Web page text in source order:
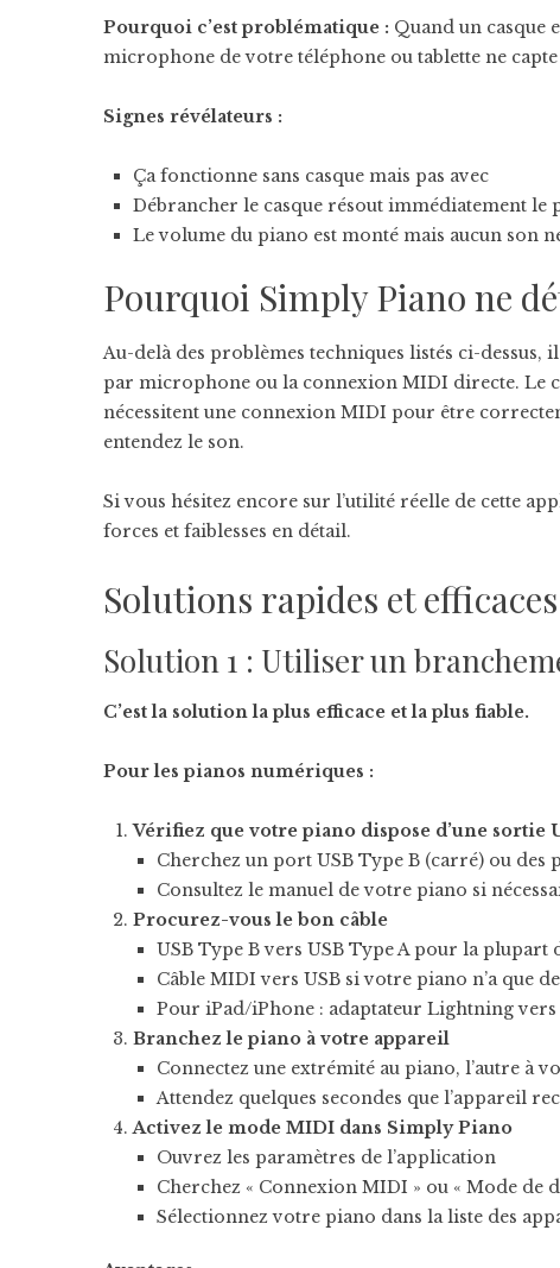
Pourquoi c’est problématique : Quand un casque
microphone de votre téléphone ou tablette ne
Signes révélateurs :
Ça fonctionne sans casque mais pas avec
Débrancher le casque résout immédiatement le
Le volume du piano est monté mais aucun son
Pourquoi Simply Piano ne
Au-delà des problèmes techniques listés ci-
par microphone ou la connexion MIDI directe. Le
nécessitent une connexion MIDI pour être
entendez le son.
Si vous hésitez encore sur l’utilité réelle de cette
forces et faiblesses en détail.
Solutions rapides et efficaces
Solution 1 : Utiliser un
C’est la solution la plus efficace et la plus fiable.
Pour les pianos numériques :
Vérifiez que votre piano dispose d’une sortie
Cherchez un port USB Type B (carré) ou
Consultez le manuel de votre piano si
Procurez-vous le bon câble
USB Type B vers USB Type A pour la plupart
Câble MIDI vers USB si votre piano n’a que
Pour iPad/iPhone : adaptateur Lightning vers
Branchez le piano à votre appareil
Connectez une extrémité au piano, l’autre à
Attendez quelques secondes que l’appareil
Activez le mode MIDI dans Simply Piano
Ouvrez les paramètres de l’application
Cherchez « Connexion MIDI » ou « Mode de
Sélectionnez votre piano dans la liste des